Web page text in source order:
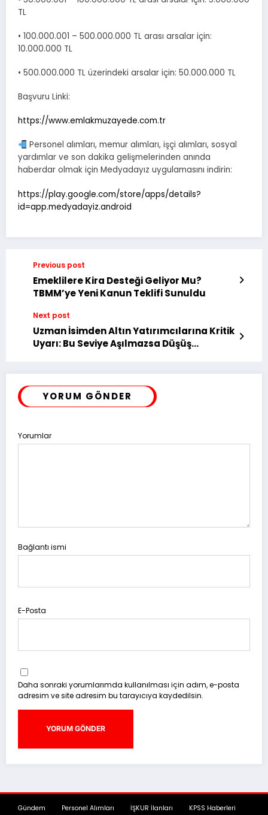
TL
• 100.000.001 – 500.000.000 TL arası arsalar için:
10.000.000 TL
• 500.000.000 TL üzerindeki arsalar için: 50.000.000 TL
Başvuru Linki:
https://www.emlakmuzayede.com.tr
Personel alımları, memur alımları, işçi alımları, sosyal
yardımlar ve son dakika gelişmelerinden anında
haberdar olmak için Medyadayız uygulamasını indirin:
https://play.google.com/store/apps/details?
id=app.medyadayiz.android
Previous post
Emeklilere Kira Desteği Geliyor Mu?
TBMM’ye Yeni Kanun Teklifi Sunuldu
Next post
Uzman İsimden Altın Yatırımcılarına Kritik
Uyarı: Bu Seviye Aşılmazsa Düşüş
YORUM GÖNDER
Yorumlar
Bağlantı ismi
E-Posta
Daha sonraki yorumlarımda kullanılması için adım, e-posta
adresim ve site adresim bu tarayıcıya kaydedilsin.
Gündem Personel Alımları İŞKUR İlanları KPSS Haberleri